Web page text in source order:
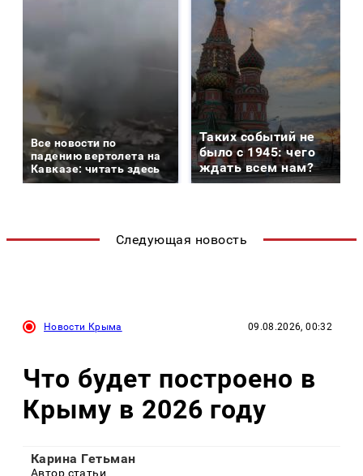
Все новости по
падению вертолета на
Кавказе: читать здесь
Таких событий не
было с 1945: чего
ждать всем нам?
Следующая новость
Новости Крыма 09.08.2026, 00:32
Что будет построено в
Крыму в 2026 году
Карина Гетьман
Автор статьи